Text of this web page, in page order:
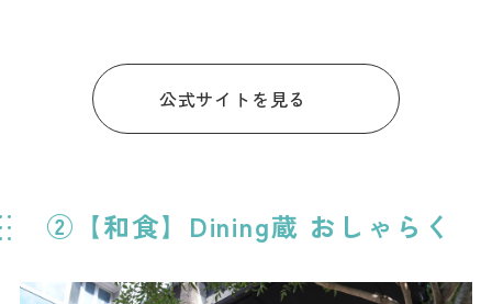
公式サイトを見る
②【和食】Dining蔵 おしゃらく